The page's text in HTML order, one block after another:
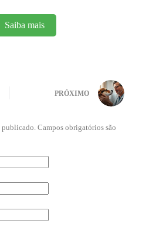
Saiba mais
PRÓXIMO
publicado. Campos obrigatórios são